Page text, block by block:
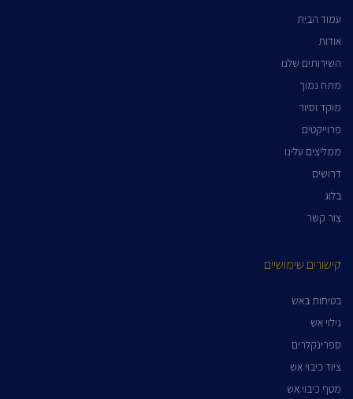
עמוד הבית
אודות
השירותים שלנו
מתח נמוך
מוקד וסיור
פרוייקטים
ממליצים עלינו
דרושים
בלוג
צור קשר
קישורים שימושיים
בטיחות באש
גילוי אש
ספרינקלרים
ציוד כיבוי אש
מטף כיבוי אש